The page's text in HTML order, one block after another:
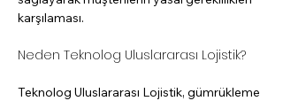
karşılaması.
Neden Teknolog Uluslararası Lojistik?
Teknolog Uluslararası Lojistik, gümrükleme